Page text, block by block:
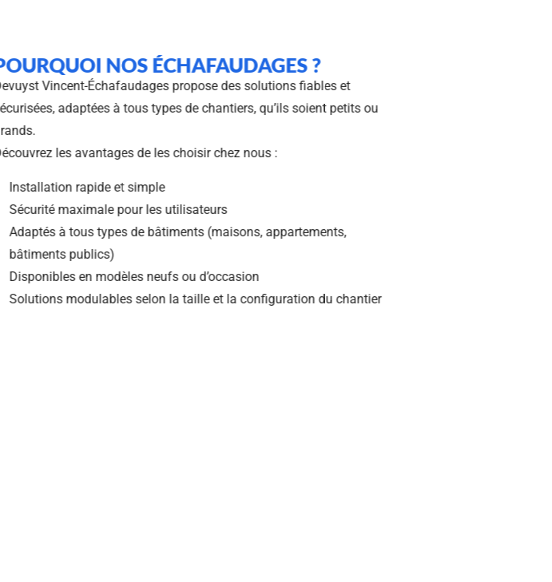
POURQUOI NOS ÉCHAFAUDAGES ?
Devuyst Vincent-Échafaudages propose des solutions fiables et
sécurisées, adaptées à tous types de chantiers, qu’ils soient petits ou
Découvrez les avantages de les choisir chez nous :
Installation rapide et simple
Sécurité maximale pour les utilisateurs
Adaptés à tous types de bâtiments (maisons, appartements,
bâtiments publics)
Disponibles en modèles neufs ou d’occasion
Solutions modulables selon la taille et la configuration du chantier